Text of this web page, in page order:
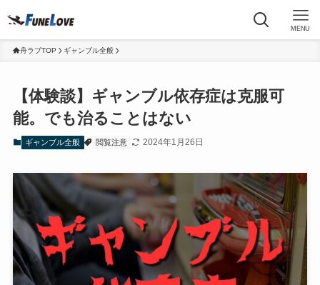
MENU
舟ラブTOP ギャンブル全般
【体験談】ギャンブル依存症は克服可
能。でも治ることはない
ギャンブル全般 閲覧注意 2024年1月26日